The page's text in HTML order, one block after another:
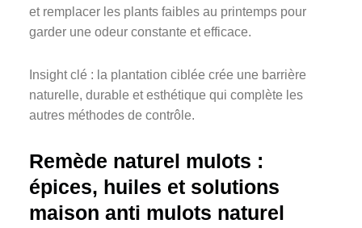
et remplacer les plants faibles au printemps pour
garder une odeur constante et efficace.
Insight clé : la plantation ciblée crée une barrière
naturelle, durable et esthétique qui complète les
autres méthodes de contrôle.
Remède naturel mulots :
épices, huiles et solutions
maison anti mulots naturel